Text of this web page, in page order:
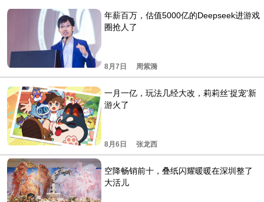
年薪百万，估值5000亿的Deepseek进游戏
圈抢人了
8月7日 周紫漪
一月一亿，玩法几经大改，莉莉丝‘捉宠’新
游火了
8月6日 张龙西
空降畅销前十，叠纸闪耀暖暖在深圳整了
大活儿